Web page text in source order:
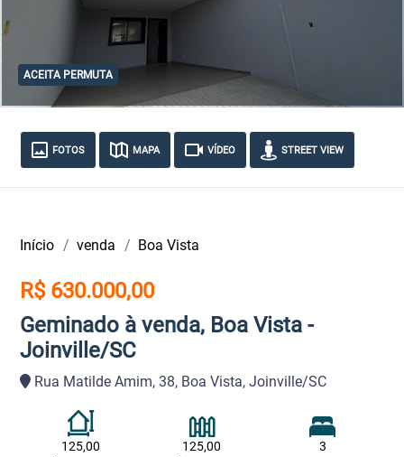
ACEITA PERMUTA
FOTOS MAPA VÍDEO STREET VIEW
Início venda Boa Vista
R$ 630.000,00
Geminado à venda, Boa Vista -
Joinville/SC
Rua Matilde Amim, 38, Boa Vista, Joinville/SC
125,00
125,00
3